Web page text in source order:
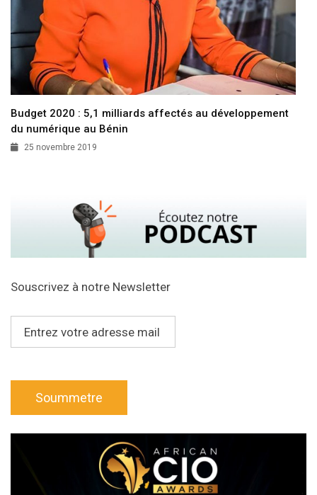
Budget 2020 : 5,1 milliards affectés au développement
du numérique au Bénin
25 novembre 2019
Souscrivez à notre Newsletter